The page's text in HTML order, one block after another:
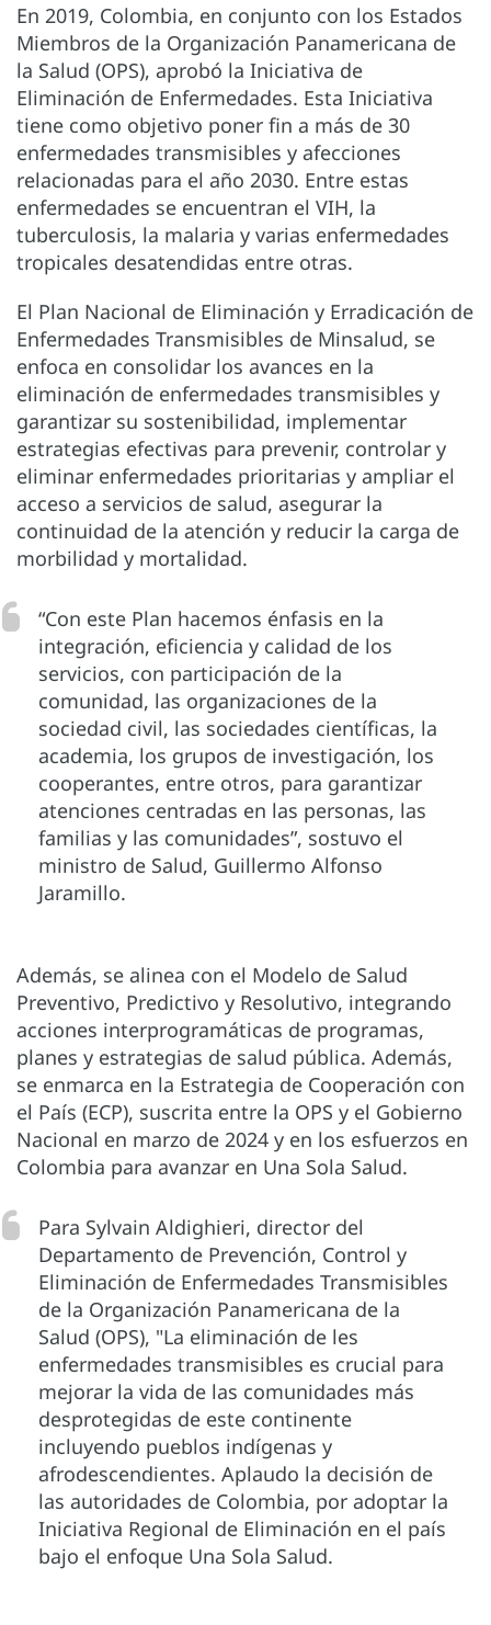
En 2019, Colombia, en conjunto con los Estados
Miembros de la Organización Panamericana de
la Salud (OPS), aprobó la Iniciativa de
Eliminación de Enfermedades. Esta Iniciativa
tiene como objetivo poner fin a más de 30
enfermedades transmisibles y afecciones
relacionadas para el año 2030. Entre estas
enfermedades se encuentran el VIH, la
tuberculosis, la malaria y varias enfermedades
tropicales desatendidas entre otras.
El Plan Nacional de Eliminación y Erradicación de
Enfermedades Transmisibles de Minsalud, se
enfoca en consolidar los avances en la
eliminación de enfermedades transmisibles y
garantizar su sostenibilidad, implementar
estrategias efectivas para prevenir, controlar y
eliminar enfermedades prioritarias y ampliar el
acceso a servicios de salud, asegurar la
continuidad de la atención y reducir la carga de
morbilidad y mortalidad.
“Con este Plan hacemos énfasis en la
integración, eficiencia y calidad de los
servicios, con participación de la
comunidad, las organizaciones de la
sociedad civil, las sociedades científicas, la
academia, los grupos de investigación, los
cooperantes, entre otros, para garantizar
atenciones centradas en las personas, las
familias y las comunidades”, sostuvo el
ministro de Salud, Guillermo Alfonso
Jaramillo.
Además, se alinea con el Modelo de Salud
Preventivo, Predictivo y Resolutivo, integrando
acciones interprogramáticas de programas,
planes y estrategias de salud pública. Además,
se enmarca en la Estrategia de Cooperación con
el País (ECP), suscrita entre la OPS y el Gobierno
Nacional en marzo de 2024 y en los esfuerzos en
Colombia para avanzar en Una Sola Salud.
Para Sylvain Aldighieri, director del
Departamento de Prevención, Control y
Eliminación de Enfermedades Transmisibles
de la Organización Panamericana de la
Salud (OPS), "La eliminación de les
enfermedades transmisibles es crucial para
mejorar la vida de las comunidades más
desprotegidas de este continente
incluyendo pueblos indígenas y
afrodescendientes. Aplaudo la decisión de
las autoridades de Colombia, por adoptar la
Iniciativa Regional de Eliminación en el país
bajo el enfoque Una Sola Salud.